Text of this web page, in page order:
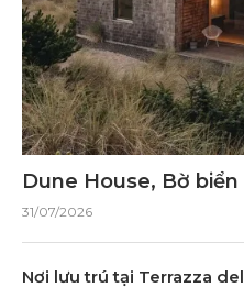
Dune House, Bờ
31/07/2026
Nơi lưu trú tại Terrazza